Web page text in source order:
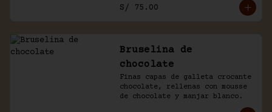
S/ 75.00
Bruselina de
chocolate
Finas capas de galleta crocante
chocolate, rellenas con mousse
de chocolate y manjar blanco.